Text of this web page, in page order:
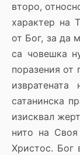
второ,
характер на
от Бог, за да
са човешка
поразения от
сатанинска
изисквал
нито на
Христос. Бог